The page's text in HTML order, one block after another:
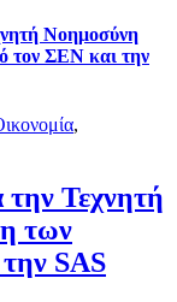
Νοημοσύνη
τον ΣΕΝ και την
,
Τεχνητή
των
SAS